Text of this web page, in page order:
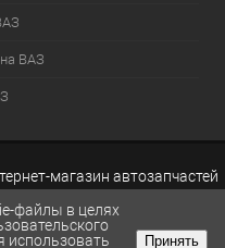
ВАЗ
магазин автозапчастей
Разработка сайтов KWEBEK.RU
файлы в целях
использовать
Принять